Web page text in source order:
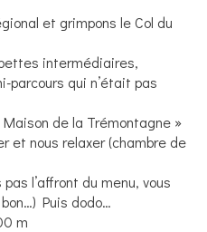
et grimpons le Col du
intermédiaires,
parcours qui n’était pas
de la Trémontagne »
et nous relaxer (chambre de
l’affront du menu, vous
Puis dodo…
m